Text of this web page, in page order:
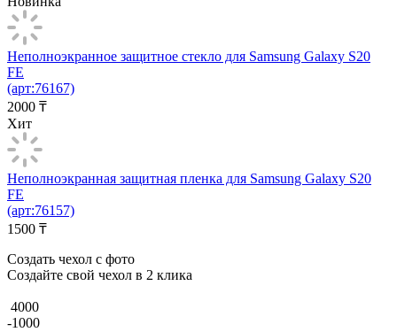
Неполноэкранное защитное стекло для Samsung Galaxy S20
FE
(арт:76167)
2000 ₸
Хит
Неполноэкранная защитная пленка для Samsung Galaxy S20
FE
(арт:76157)
1500 ₸
Создать чехол с фото
Создайте свой чехол в 2 клика
4000
-1000